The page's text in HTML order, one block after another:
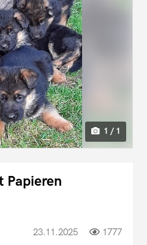
1 / 1
Papieren
23.11.2025 1777